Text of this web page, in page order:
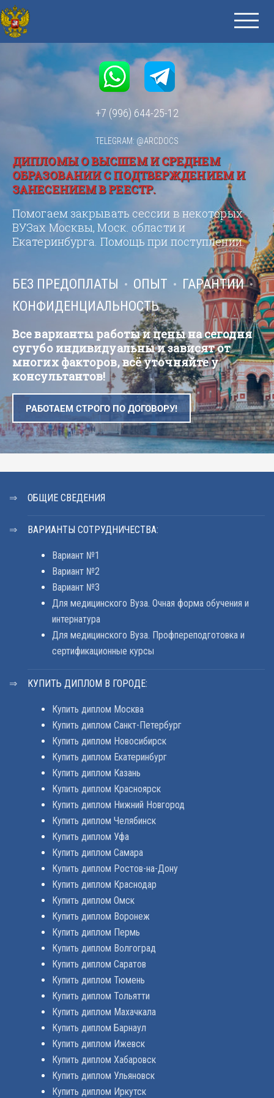
+7 (996) 644-25-12
TELEGRAM: @ARCDOCS
ДИПЛОМЫ О ВЫСШЕМ И СРЕДНЕМ
ОБРАЗОВАНИИ С ПОДТВЕРЖДЕНИЕМ И
ЗАНЕСЕНИЕМ В РЕЕСТР.
Помогаем закрывать сессии в некоторых
ВУЗах Москвы, Моск. области и
Екатеринбурга. Помощь при поступлении.
БЕЗ ПРЕДОПЛАТЫ ОПЫТ
ГАРАНТИИ
КОНФИДЕНЦИАЛЬНОСТЬ
Все варианты работы и цены на сегодня
сугубо индивидуальны и зависят от
многих факторов, всё уточняйте у
консультантов!
РАБОТАЕМ СТРОГО ПО ДОГОВОРУ!
ОБЩИЕ СВЕДЕНИЯ
ВАРИАНТЫ СОТРУДНИЧЕСТВА:
Вариант №1
Вариант №2
Вариант №3
Для медицинского Вуза. Очная форма обучения и
интернатура
Для медицинского Вуза. Профпереподготовка и
сертификационные курсы
КУПИТЬ ДИПЛОМ В ГОРОДЕ:
Купить диплом Москва
Купить диплом Санкт-Петербург
Купить диплом Новосибирск
Купить диплом Екатеринбург
Купить диплом Казань
Купить диплом Красноярск
Купить диплом Нижний Новгород
Купить диплом Челябинск
Купить диплом Уфа
Купить диплом Самара
Купить диплом Ростов-на-Дону
Купить диплом Краснодар
Купить диплом Омск
Купить диплом Воронеж
Купить диплом Пермь
Купить диплом Волгоград
Купить диплом Саратов
Купить диплом Тюмень
Купить диплом Тольятти
Купить диплом Махачкала
Купить диплом Барнаул
Купить диплом Ижевск
Купить диплом Хабаровск
Купить диплом Ульяновск
Купить диплом Иркутск